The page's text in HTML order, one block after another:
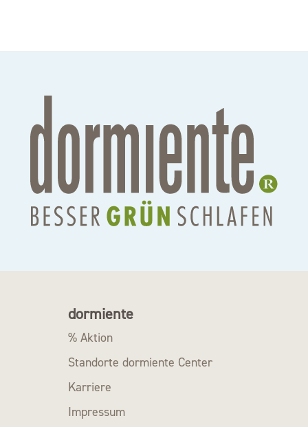
dormiente
% Aktion
Standorte dormiente Center
Karriere
Impressum